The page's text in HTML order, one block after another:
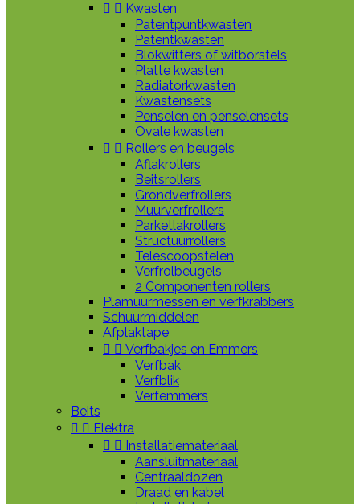
  Kwasten
Patentpuntkwasten
Patentkwasten
Blokwitters of witborstels
Platte kwasten
Radiatorkwasten
Kwastensets
Penselen en penselensets
Ovale kwasten
  Rollers en beugels
Aflakrollers
Beitsrollers
Grondverfrollers
Muurverfrollers
Parketlakrollers
Structuurrollers
Telescoopstelen
Verfrolbeugels
2 Componenten rollers
Plamuurmessen en verfkrabbers
Schuurmiddelen
Afplaktape
  Verfbakjes en Emmers
Verfbak
Verfblik
Verfemmers
Beits
  Elektra
  Installatiemateriaal
Aansluitmateriaal
Centraaldozen
Draad en kabel